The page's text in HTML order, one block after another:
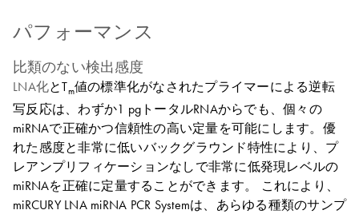
パフォーマンス
比類のない検出感度
LNA化とTm値の標準化がなされたプライマーによる逆転
写反応は、わずか1 pgトータルRNAからでも、個々の
miRNAで正確かつ信頼性の高い定量を可能にします。優
れた感度と非常に低いバックグラウンド特性により、プ
レアンプリフィケーションなしで非常に低発現レベルの
miRNAを正確に定量することができます。 これにより、
miRCURY LNA miRNA PCR Systemは、あらゆる種類のサンプ